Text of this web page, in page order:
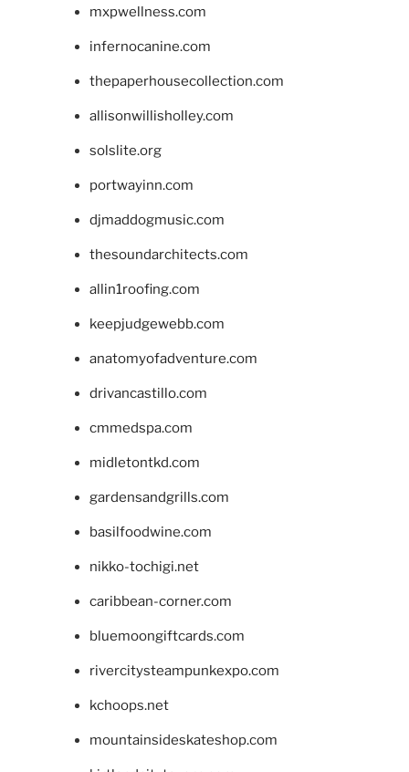
mxpwellness.com
infernocanine.com
thepaperhousecollection.com
allisonwillisholley.com
solslite.org
portwayinn.com
djmaddogmusic.com
thesoundarchitects.com
allin1roofing.com
keepjudgewebb.com
anatomyofadventure.com
drivancastillo.com
cmmedspa.com
midletontkd.com
gardensandgrills.com
basilfoodwine.com
nikko-tochigi.net
caribbean-corner.com
bluemoongiftcards.com
rivercitysteampunkexpo.com
kchoops.net
mountainsideskateshop.com